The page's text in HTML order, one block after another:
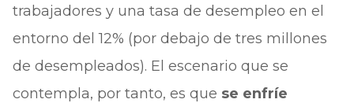
trabajadores y una tasa de desempleo en el
entorno del 12% (por debajo de tres millones
de desempleados). El escenario que se
contempla, por tanto, es que se enfríe